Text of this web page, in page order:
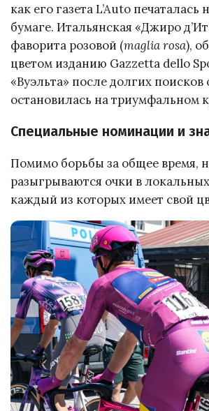
как его газета L’Auto печаталась
бумаге. Итальянская «Джиро
фаворита розовой (maglia rosa),
цветом изданию Gazzetta dello
«Вуэльта» после долгих поисков
остановилась на триумфальном
Специальные номинации и
Помимо борьбы за общее время,
разыгрываются очки в локальных
каждый из которых имеет свой